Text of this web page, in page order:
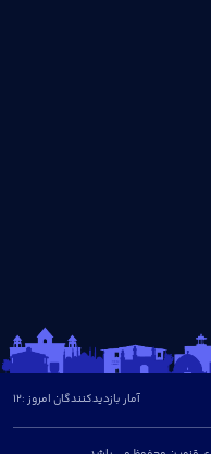
آمار بازدیدکنندگان امروز :12